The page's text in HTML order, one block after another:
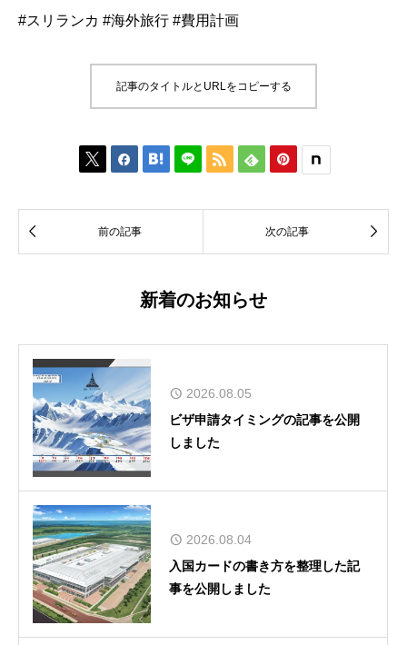
#スリランカ #海外旅行 #費用計画
記事のタイトルとURLをコピーする
     
 前の記事 次の記事 
新着のお知らせ
2026.08.05
ビザ申請タイミングの記事を公開
しました
2026.08.04
入国カードの書き方を整理した記
事を公開しました